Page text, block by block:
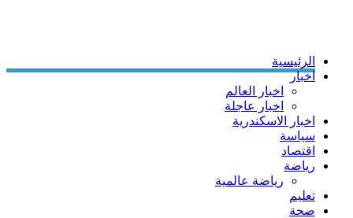
الرئيسية
اخبار
اخبار العالم
اخبار عاجلة
اخبار الاسكندرية
سياسة
اقتصاد
رياضة
رياضة عالمية
تعليم
صحة